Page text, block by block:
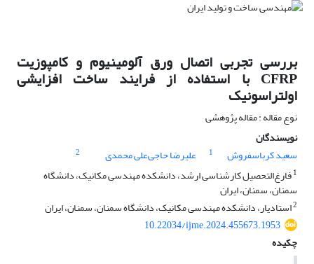
بررسی تجربی اتصال ورق آلومینیوم و کامپوزیت
CFRP با استفاده از فرایند ساخت افزایشی
اولتراسونیک
نوع مقاله : مقاله پژوهشی
نویسندگان
سعید کرباسفروش
1 علیرضا حاجی‌علی محمدی
2
1فارغ‌التحصیل کارشناسی ارشد، دانشکده مهندسی مکانیک، دانشگاه
سمنان، سمنان، ایران
2استادیار، دانشکده مهندسی مکانیک، دانشگاه سمنان، سمنان، ایران
10.22034/ijme.2024.455673.1953
چکیده